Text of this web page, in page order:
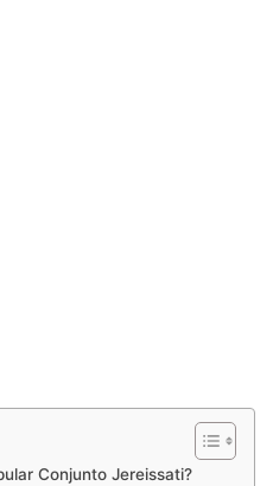
Conjunto Jereissati?